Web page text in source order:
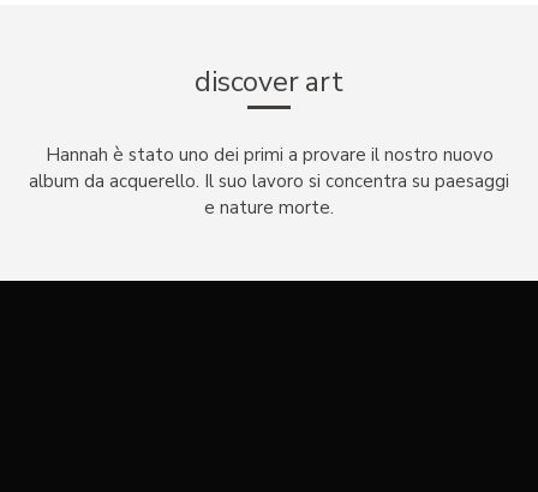
discover art
Hannah è stato uno dei primi a provare il nostro nuovo
album da acquerello. Il suo lavoro si concentra su paesaggi
e nature morte.